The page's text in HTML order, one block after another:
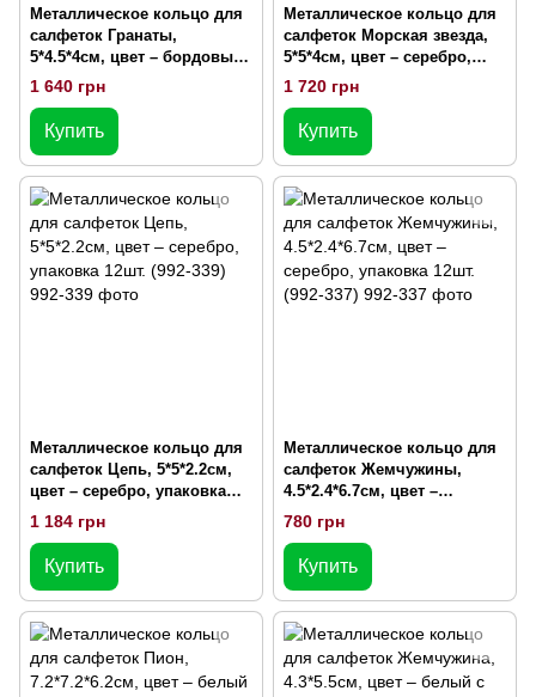
Металлическое кольцо для
салфеток Гранаты,
5*4.5*4см, цвет – бордовый
с золотом, упаковка 12шт.
(992-342)
1 640 грн
Купить
Металлическое кольцо для
салфеток Морская звезда,
5*5*4см, цвет – серебро,
упаковка 12шт. (992-347)
1 720 грн
Купить
Металлическое кольцо для
салфеток Цепь, 5*5*2.2см,
цвет – серебро, упаковка
12шт. (992-339)
1 184 грн
Купить
Металлическое кольцо для
салфеток Жемчужины,
4.5*2.4*6.7см, цвет –
серебро, упаковка 12шт.
(992-337)
780 грн
Купить